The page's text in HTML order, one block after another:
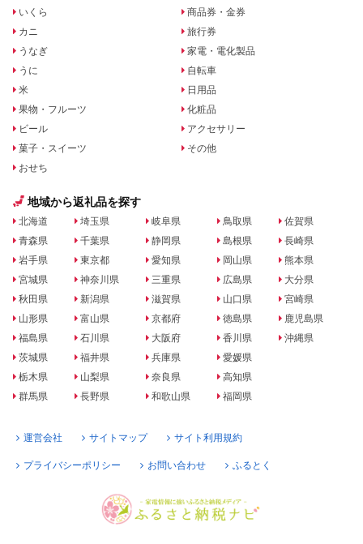
いくら
カニ
うなぎ
うに
米
果物・フルーツ
ビール
菓子・スイーツ
おせち
商品券・金券
旅行券
家電・電化製品
自転車
日用品
化粧品
アクセサリー
その他
地域から返礼品を探す
北海道
青森県
岩手県
宮城県
秋田県
山形県
福島県
茨城県
栃木県
群馬県
埼玉県
千葉県
東京都
神奈川県
新潟県
富山県
石川県
福井県
山梨県
長野県
岐阜県
静岡県
愛知県
三重県
滋賀県
京都府
大阪府
兵庫県
奈良県
和歌山県
鳥取県
島根県
岡山県
広島県
山口県
徳島県
香川県
愛媛県
高知県
福岡県
佐賀県
長崎県
熊本県
大分県
宮崎県
鹿児島県
沖縄県
運営会社 サイトマップ サイト利用規約
プライバシーポリシー お問い合わせ ふるとく